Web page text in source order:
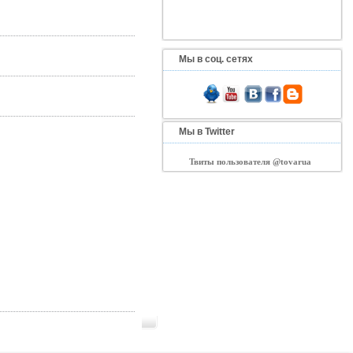
Мы в соц. сетях
Мы в Twitter
Твиты пользователя @tovarua